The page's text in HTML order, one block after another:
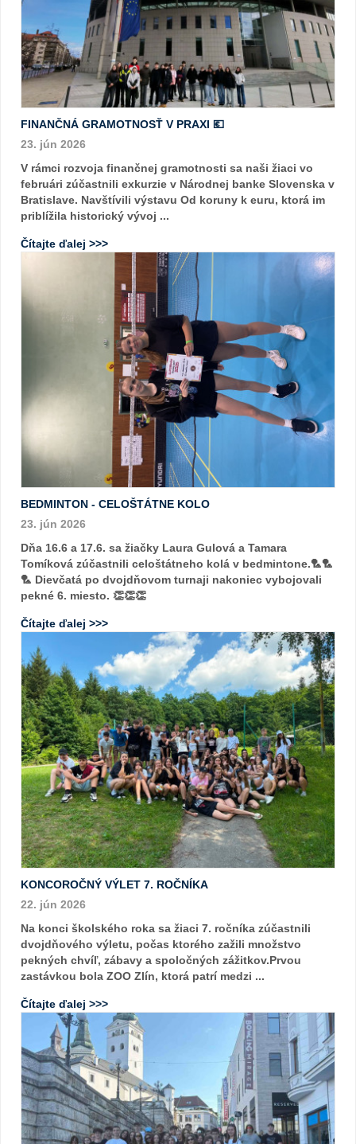
FINANČNÁ GRAMOTNOSŤ V PRAXI 💶
23. jún 2026
V rámci rozvoja finančnej gramotnosti sa naši žiaci vo
februári zúčastnili exkurzie v Národnej banke Slovenska v
Bratislave. Navštívili výstavu Od koruny k euru, ktorá im
priblížila historický vývoj ...
Čítajte ďalej >>>
BEDMINTON - CELOŠTÁTNE KOLO
23. jún 2026
Dňa 16.6 a 17.6. sa žiačky Laura Gulová a Tamara
Tomíková zúčastnili celoštátneho kolá v bedmintone.🏸🏸
🏸 Dievčatá po dvojdňovom turnaji nakoniec vybojovali
pekné 6. miesto. 👏👏👏
Čítajte ďalej >>>
KONCOROČNÝ VÝLET 7. ROČNÍKA
22. jún 2026
Na konci školského roka sa žiaci 7. ročníka zúčastnili
dvojdňového výletu, počas ktorého zažili množstvo
pekných chvíľ, zábavy a spoločných zážitkov.Prvou
zastávkou bola ZOO Zlín, ktorá patrí medzi ...
Čítajte ďalej >>>